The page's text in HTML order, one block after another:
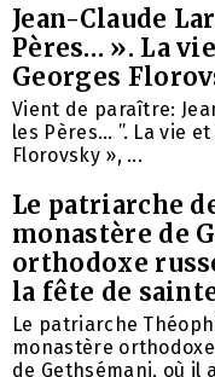
Jean-Claude
Pères… ». La
Georges
Vient de paraître:
les Pères… ”. La vie
Florovsky », ...
Le patriarche
monastère de
orthodoxe
la fête de
Le patriarche
monastère
de Gethsémani, où il